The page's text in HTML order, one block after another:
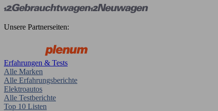
Unsere Partnerseiten:
Erfahrungen & Tests
Alle Marken
Alle Erfahrungsberichte
Elektroautos
Alle Testberichte
Top 10 Listen